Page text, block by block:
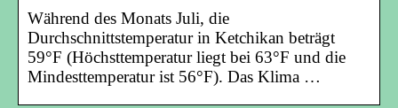
Während des Monats Juli, die
Durchschnittstemperatur in Ketchikan beträgt
59°F (Höchsttemperatur liegt bei 63°F und die
Mindesttemperatur ist 56°F). Das Klima …